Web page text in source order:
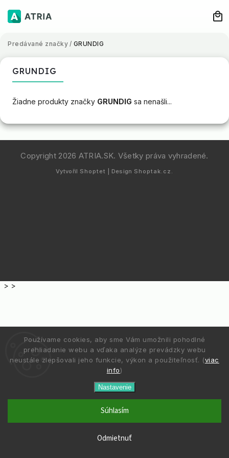
Používame cookies, aby sme Vám umožnili pohodlné
prehliadanie webu a vďaka analýze prevádzky webu
neustále zlepšovali jeho funkcie, výkon a použiteľnosť. (viac
info)
Nastavenie
Odmietnuť
Súhlasím
Predávané značky / GRUNDIG
GRUNDIG
Žiadne produkty značky GRUNDIG sa nenašli...
Copyright 2026 ATRIA.SK. Všetky práva vyhradené.
Vytvořil Shoptet | Design Shoptak.cz.
> >